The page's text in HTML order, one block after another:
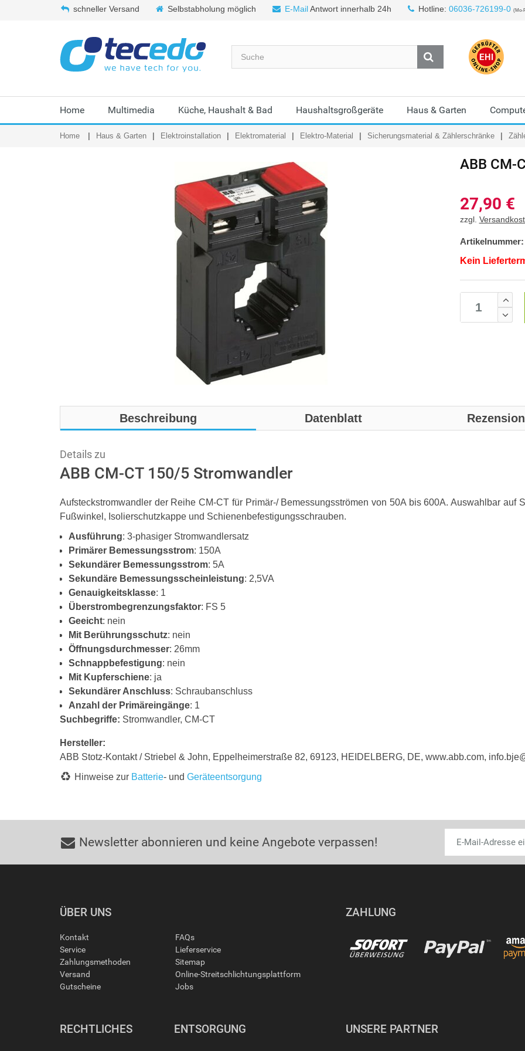
schneller Versand Selbstabholung möglich E-MailAntwort innerhalb 24h Hotline: 06036-726199-0 (Mo-
Home Multimedia Küche, Haushalt & Bad Haushaltsgroßgeräte Haus & Garten
Home Haus & Garten Elektroinstallation Elektromaterial Elektro-Material Sicherungsmaterial & Zählerschränke
ABB CM-
27,90 €
zzgl.
Artikelnummer:
Kein
Beschreibung Datenblatt
Details zu
ABB CM-CT 150/5 Stromwandler
Aufsteckstromwandler der Reihe CM-CT für Primär-/ Bemessungsströmen von 50A bis 600A. Auswahlbar auf
Fußwinkel, Isolierschutzkappe und Schienenbefestigungsschrauben.
Ausführung: 3-phasiger Stromwandlersatz
Primärer Bemessungsstrom: 150A
Sekundärer Bemessungsstrom: 5A
Sekundäre Bemessungsscheinleistung: 2,5VA
Genauigkeitsklasse: 1
Überstrombegrenzungsfaktor: FS 5
Geeicht: nein
Mit Berührungsschutz: nein
Öffnungsdurchmesser: 26mm
Schnappbefestigung: nein
Mit Kupferschiene: ja
Sekundärer Anschluss: Schraubanschluss
Anzahl der Primäreingänge: 1
Suchbegriffe: Stromwandler, CM-CT
Hersteller:
ABB Stotz-Kontakt / Striebel & John, Eppelheimerstraße 82, 69123, HEIDELBERG, DE, www.abb.com,
Hinweise zur Batterie- und Geräteentsorgung
Newsletter abonnieren und keine Angebote verpassen!
ÜBER UNS
Kontakt
Service
Zahlungsmethoden
Versand
Gutscheine
FAQs
Lieferservice
Sitemap
Online-Streitschlichtungsplattform
Jobs
ZAHLUNG
RECHTLICHES ENTSORGUNG UNSERE PARTNER